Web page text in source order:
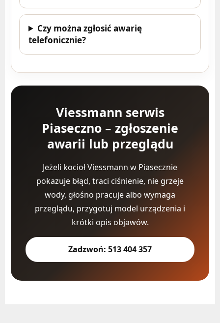
Czy można zgłosić awarię
telefonicznie?
Viessmann serwis
Piaseczno – zgłoszenie
awarii lub przeglądu
Jeżeli kocioł Viessmann w Piasecznie
pokazuje błąd, traci ciśnienie, nie grzeje
wody, głośno pracuje albo wymaga
przeglądu, przygotuj model urządzenia i
krótki opis objawów.
Zadzwoń: 513 404 357